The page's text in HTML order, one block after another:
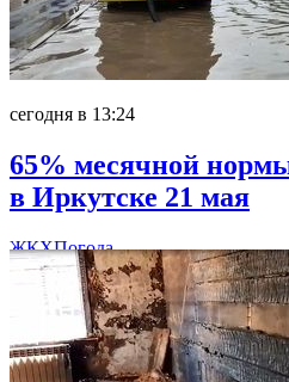
сегодня в 13:24
65% месячной
в Иркутске 21 мая
ЖКХПогода